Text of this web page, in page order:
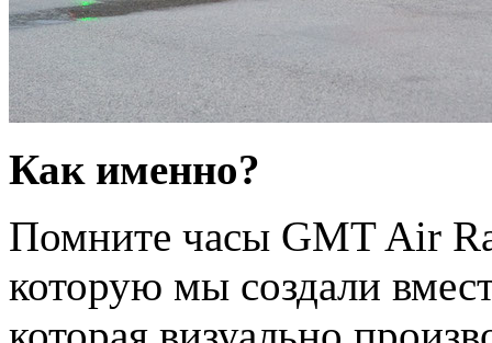
Как именно?
Помните часы GMT Air
которую мы создали